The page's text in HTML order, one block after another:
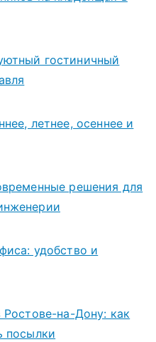
гостиничный
летнее, осеннее и
решения для
удобство и
на-Дону: как
посылки